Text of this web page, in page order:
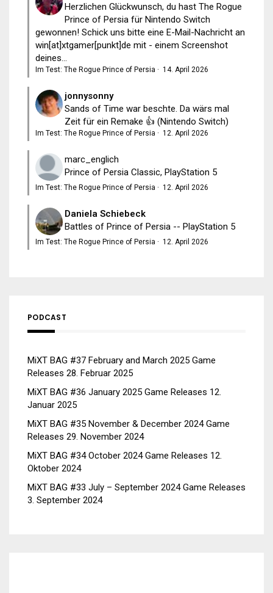
Herzlichen Glückwunsch, du hast The Rogue
Prince of Persia für Nintendo Switch
gewonnen! Schick uns bitte eine E-Mail-Nachricht an
win[at]xtgamer[punkt]de mit - einem Screenshot
deines...
Im Test: The Rogue Prince of Persia · 14. April 2026
jonnysonny
Sands of Time war beschte. Da wärs mal
Zeit für ein Remake 👍 (Nintendo Switch)
Im Test: The Rogue Prince of Persia · 12. April 2026
marc_englich
Prince of Persia Classic, PlayStation 5
Im Test: The Rogue Prince of Persia · 12. April 2026
Daniela Schiebeck
Battles of Prince of Persia -- PlayStation 5
Im Test: The Rogue Prince of Persia · 12. April 2026
PODCAST
MiXT BAG #37 February and March 2025 Game
Releases 28. Februar 2025
MiXT BAG #36 January 2025 Game Releases 12.
Januar 2025
MiXT BAG #35 November & December 2024 Game
Releases 29. November 2024
MiXT BAG #34 October 2024 Game Releases 12.
Oktober 2024
MiXT BAG #33 July – September 2024 Game Releases
3. September 2024